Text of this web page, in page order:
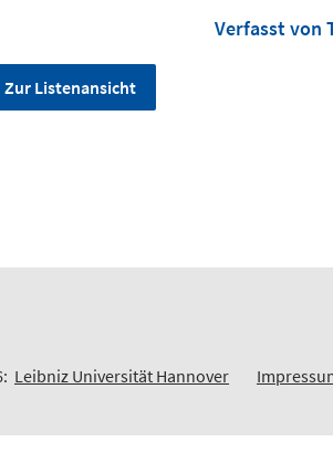
Verfasst von
Zur Listenansicht
Leibniz Universität Hannover